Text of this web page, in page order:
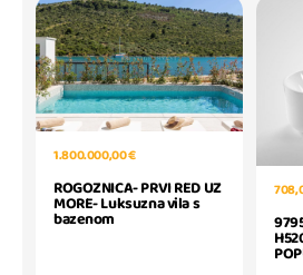
1.800.000,00 €
ROGOZNICA- PRVI RED UZ
MORE- Luksuzna vila s
bazenom